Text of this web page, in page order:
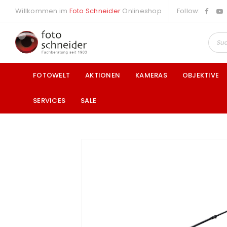
Willkommen im Foto Schneider Onlineshop Follow:
FOTOWELT AKTIONEN KAMERAS OBJEKTIVE
SERVICES SALE